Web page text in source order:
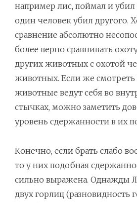
например лис, поймал и убил
один человек убил другого.
сравнение абсолютно
более верно сравнивать
других животных с охотой
животных. Если же смотреть
животные ведут себя во
стычках, можно заметить
уровень сдержанности в их
Конечно, если брать слабо
то у них подобная
сильно выражена. Однажды
двух горлиц (разновидность